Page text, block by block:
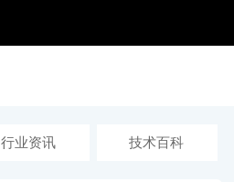
行业资讯 技术百科